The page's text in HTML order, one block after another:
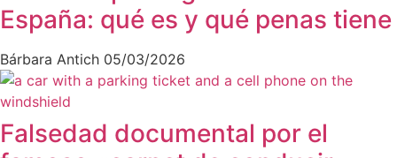
España: qué es y qué penas tiene
Bárbara Antich 05/03/2026
Falsedad documental por el